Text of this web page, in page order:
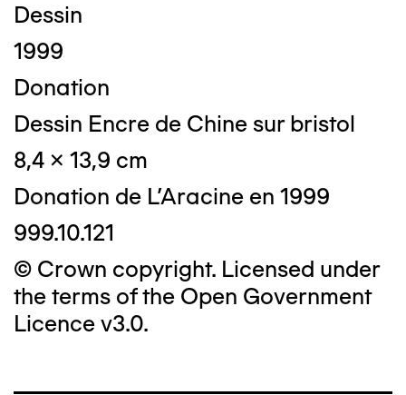
Dessin
1999
Donation
Dessin Encre de Chine sur bristol
8,4 x 13,9 cm
Donation de L'Aracine en 1999
999.10.121
© Crown copyright. Licensed under
the terms of the Open Government
Licence v3.0.